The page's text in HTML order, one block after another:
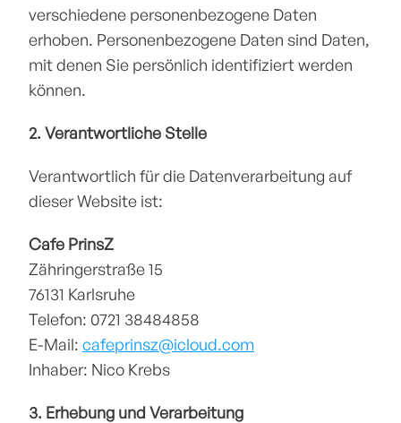
verschiedene personenbezogene Daten
erhoben. Personenbezogene Daten sind Daten,
mit denen Sie persönlich identifiziert werden
können.
2. Verantwortliche Stelle
Verantwortlich für die Datenverarbeitung auf
dieser Website ist:
Cafe PrinsZ
Zähringerstraße 15
76131 Karlsruhe
Telefon: 0721 38484858
E-Mail: cafeprinsz@icloud.com
Inhaber: Nico Krebs
3. Erhebung und Verarbeitung